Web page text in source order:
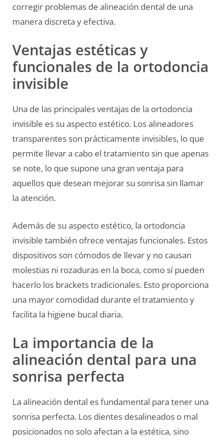
corregir problemas de alineación dental de una
manera discreta y efectiva.
Ventajas estéticas y
funcionales de la ortodoncia
invisible
Una de las principales ventajas de la ortodoncia
invisible es su aspecto estético. Los alineadores
transparentes son prácticamente invisibles, lo que
permite llevar a cabo el tratamiento sin que apenas
se note, lo que supone una gran ventaja para
aquellos que desean mejorar su sonrisa sin llamar
la atención.
Además de su aspecto estético, la ortodoncia
invisible también ofrece ventajas funcionales. Estos
dispositivos son cómodos de llevar y no causan
molestias ni rozaduras en la boca, como sí pueden
hacerlo los brackets tradicionales. Esto proporciona
una mayor comodidad durante el tratamiento y
facilita la higiene bucal diaria.
La importancia de la
alineación dental para una
sonrisa perfecta
La alineación dental es fundamental para tener una
sonrisa perfecta. Los dientes desalineados o mal
posicionados no solo afectan a la estética, sino